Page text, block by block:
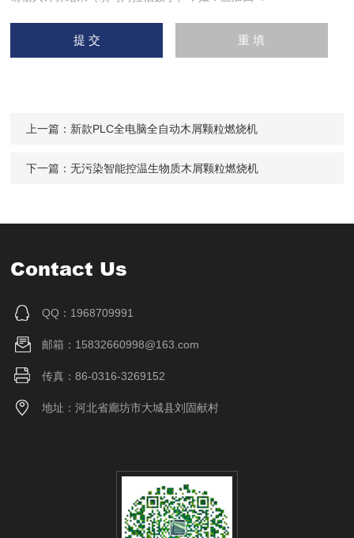
上一篇： 新款PLC全电脑全自动木屑颗粒燃烧机
下一篇：无污染智能控温生物质木屑颗粒燃烧机
Contact Us
QQ：1968709991
邮箱：15832660998@163.com
传真：86-0316-3269152
地址：河北省廊坊市大城县刘固献村